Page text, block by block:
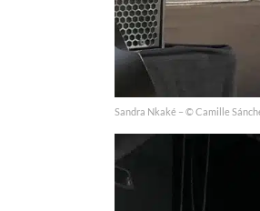
Sandra Nkaké – © Camille